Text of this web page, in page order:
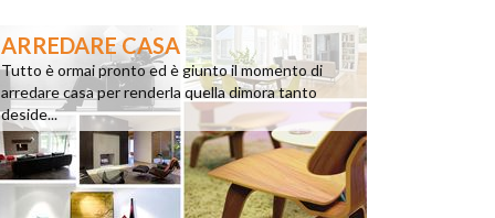
ARREDARE CASA
Tutto è ormai pronto ed è giunto il momento di
arredare casa per renderla quella dimora tanto
deside...